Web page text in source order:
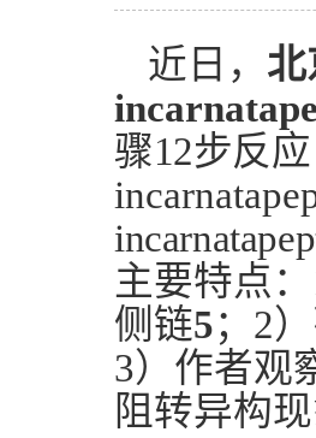
近日， 北
骤12步反
主要特点：
侧链5； 2
3）作者观
阻转异构